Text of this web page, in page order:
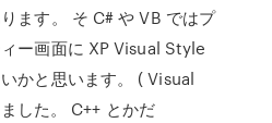
ます。 そ C# や VB ではプ
ー画面に XP Visual Style
かと思います。 ( Visual
した。 C++ とかだ